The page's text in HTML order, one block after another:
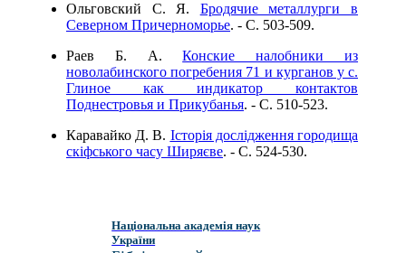
Ольговский С. Я. Бродячие металлурги в
Северном Причерноморье. - C. 503-509.
Раев Б. А.Конские налобники из
новолабинского погребения 71 и курганов у с.
Глиное как индикатор контактов
Поднестровья и Прикубанья. - C. 510-523.
Каравайко Д. В. Історія дослідження городища
скіфського часу Ширяєве. - C. 524-530.
Національна академія наук
України